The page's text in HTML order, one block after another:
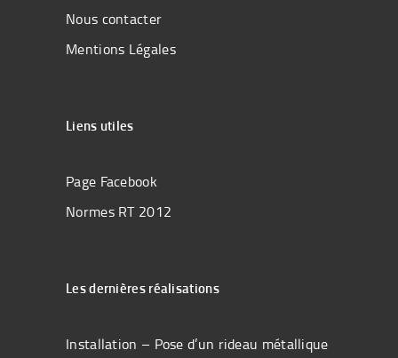
Nous contacter
Mentions Légales
Liens utiles
Page Facebook
Normes RT 2012
Les dernières réalisations
Installation – Pose d’un rideau métallique